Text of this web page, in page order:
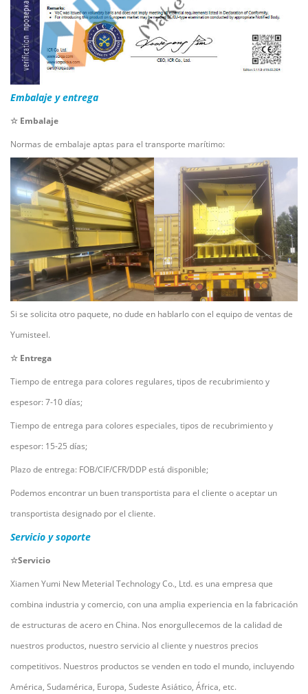
Embalaje y entrega
☆ Embalaje
Normas de embalaje aptas para el transporte marítimo:
Si se solicita otro paquete, no dude en hablarlo con el equipo de ventas de
Yumisteel.
☆ Entrega
Tiempo de entrega para colores regulares, tipos de recubrimiento y
espesor: 7-10 días;
Tiempo de entrega para colores especiales, tipos de recubrimiento y
espesor: 15-25 días;
Plazo de entrega: FOB/CIF/CFR/DDP está disponible;
Podemos encontrar un buen transportista para el cliente o aceptar un
transportista designado por el cliente.
Servicio y soporte
☆Servicio
Xiamen Yumi New Meterial Technology Co., Ltd. es una empresa que
combina industria y comercio, con una amplia experiencia en la fabricación
de estructuras de acero en China. Nos enorgullecemos de la calidad de
nuestros productos, nuestro servicio al cliente y nuestros precios
competitivos. Nuestros productos se venden en todo el mundo, incluyendo
América, Sudamérica, Europa, Sudeste Asiático, África, etc.